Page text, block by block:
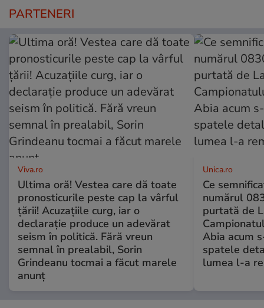
PARTENERI
Viva.ro
Ultima oră! Vestea care dă toate
pronosticurile peste cap la vârful
țării! Acuzațiile curg, iar o
declarație produce un adevărat
seism în politică. Fără vreun
semnal în prealabil, Sorin
Grindeanu tocmai a făcut marele
anunț
Unica.ro
Ce
numărul
purtată de
Abia acum
spatele
lumea l-a